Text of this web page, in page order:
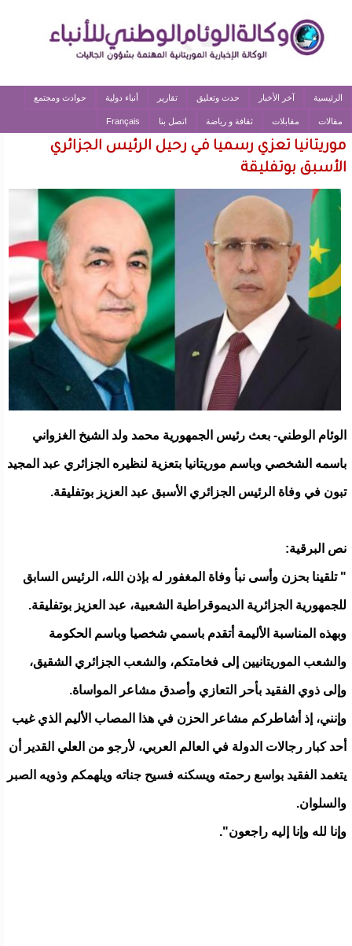
الرئيسية آخر الأخبار حدث وتعليق تقارير أنباء دولية حوادث ومجتمع
مقالات مقابلات ثقافة و رياضة اتصل بنا Français
موريتانيا تعزي رسميا في رحيل الرئيس الجزائري
الأسبق بوتفليقة
الوئام الوطني- بعث رئيس الجمهورية محمد ولد الشيخ الغزواني
باسمه الشخصي وباسم موريتانيا بتعزية لنظيره الجزائري عبد المجيد
تبون في وفاة الرئيس الجزائري الأسبق عبد العزيز بوتفليقة.
نص البرقية:
" تلقينا بحزن وأسى نبأ وفاة المغفور له بإذن الله، الرئيس السابق
للجمهورية الجزائرية الديموقراطية الشعبية، عبد العزيز بوتفليقة.
وبهذه المناسبة الأليمة أتقدم باسمي شخصيا وباسم الحكومة
والشعب الموريتانيين إلى فخامتكم، والشعب الجزائري الشقيق،
وإلى ذوي الفقيد بأحر التعازي وأصدق مشاعر المواساة.
وإنني، إذ أشاطركم مشاعر الحزن في هذا المصاب الأليم الذي غيب
أحد كبار رجالات الدولة في العالم العربي، لأرجو من العلي القدير أن
يتغمد الفقيد بواسع رحمته ويسكنه فسيح جناته ويلهمكم وذويه الصبر
والسلوان.
وإنا لله وإنا إليه راجعون".